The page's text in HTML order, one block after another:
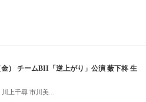
金） チームBII「逆上がり」公演 薮下柊 生
上千尋 市川美...